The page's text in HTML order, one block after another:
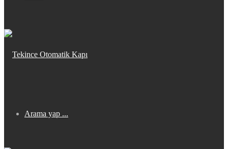
Arama yap ...